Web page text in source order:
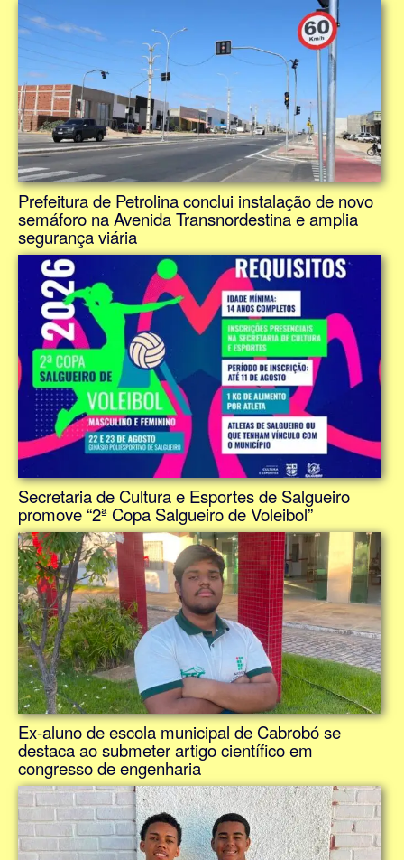
Prefeitura de Petrolina conclui instalação de novo
semáforo na Avenida Transnordestina e amplia
segurança viária
Secretaria de Cultura e Esportes de Salgueiro
promove “2ª Copa Salgueiro de Voleibol”
Ex-aluno de escola municipal de Cabrobó se
destaca ao submeter artigo científico em
congresso de engenharia